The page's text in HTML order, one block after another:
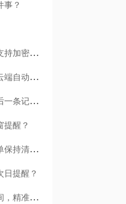
事？
日记和账号密码需要安全存放，哪款备忘录支持加密保护？
安卓手机换机后数据会丢吗？哪款便签支持云端自动备份？
哪款记录软件支持卸载前自动同步，确保最后一条记录不丢失？
提醒？
哪款记录工具支持打卡完成后自动归档，清单保持清爽？
日提醒？
哪款备忘录支持为每条待办单独设置提醒时间，精准可控？